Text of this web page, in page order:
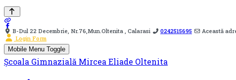
B-Dul 22 Decembrie, Nr.76,Mun.Oltenita , Calarasi 0242515695 Această
Login Form
Mobile Menu Toggle
Școala Gimnazială Mircea Eliade Oltenita